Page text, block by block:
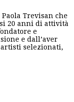
Trevisan che
20 anni di attività
e
e dall’aver
selezionati,